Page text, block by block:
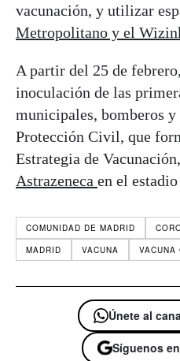
vacunación, y utilizar
Metropolitano y el
A partir del 25 de
inoculación de las
municipales, bomberos
Protección Civil, que
Estrategia de
Astrazeneca en el
COMUNIDAD DE MADRID
MADRID
VACUNA VACUNA
Únete al
Síguenos